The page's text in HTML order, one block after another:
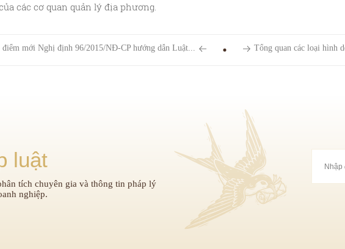
các cơ quan quản lý địa phương.
điểm mới Nghị định 96/2015/NĐ-CP hướng dẫn Luật... Tổng quan các loại hình
luật
tích chuyên gia và thông tin pháp lý
nghiệp.